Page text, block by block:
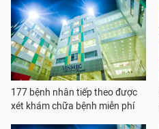
177 bệnh nhân tiếp theo được
xét khám chữa bệnh miễn phí